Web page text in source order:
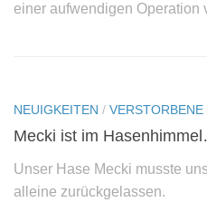
einer aufwendigen Operation
NEUIGKEITEN / VERSTORBENE
Mecki ist im
Unser Hase Mecki musste
alleine zurückgelassen.